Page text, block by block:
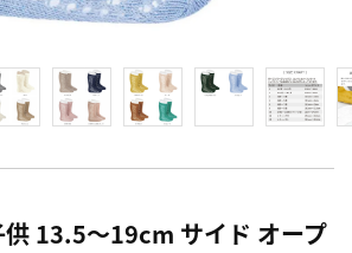
13.5～19cm サイド オープ